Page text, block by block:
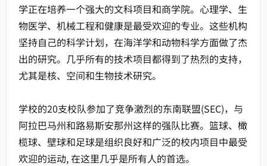
学正在培养一个强大的文科项目和商学院。心理学、生
物医学、机械工程和健康是最受欢迎的专业。这些机构
坚持自己的科学计划，在海洋学和动物科学方面做了杰
出的研究。几乎所有的技术项目都得到了热烈的支持，
尤其是核、空间和生物技术研究。
学校的20支校队参加了竞争激烈的东南联盟(SEC)，与
阿拉巴马州和路易斯安那州这样的强队比赛。篮球、橄
榄球、壁球和足球是组织良好和广泛的校内项目中最受
欢迎的运动, 在这里几乎是所有人的首选。